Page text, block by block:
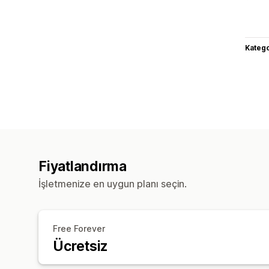
Fiyatlandırma
İşletmenize en uygun planı seçin.
Free Forever
Ücretsiz